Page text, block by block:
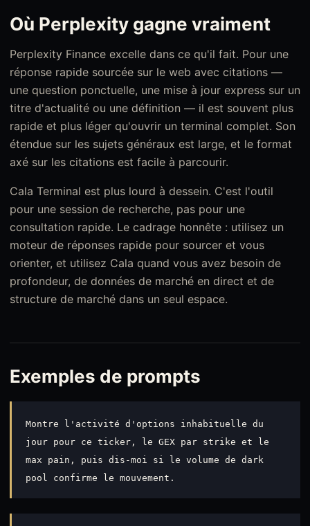
Où Perplexity gagne vraiment
Perplexity Finance excelle dans ce qu'il fait. Pour une
réponse rapide sourcée sur le web avec citations —
une question ponctuelle, une mise à jour express sur un
titre d'actualité ou une définition — il est souvent plus
rapide et plus léger qu'ouvrir un terminal complet. Son
étendue sur les sujets généraux est large, et le format
axé sur les citations est facile à parcourir.
Cala Terminal est plus lourd à dessein. C'est l'outil
pour une session de recherche, pas pour une
consultation rapide. Le cadrage honnête : utilisez un
moteur de réponses rapide pour sourcer et vous
orienter, et utilisez Cala quand vous avez besoin de
profondeur, de données de marché en direct et de
structure de marché dans un seul espace.
Exemples de prompts
Montre l'activité d'options inhabituelle du
jour pour ce ticker, le GEX par strike et le
max pain, puis dis-moi si le volume de dark
pool confirme le mouvement.